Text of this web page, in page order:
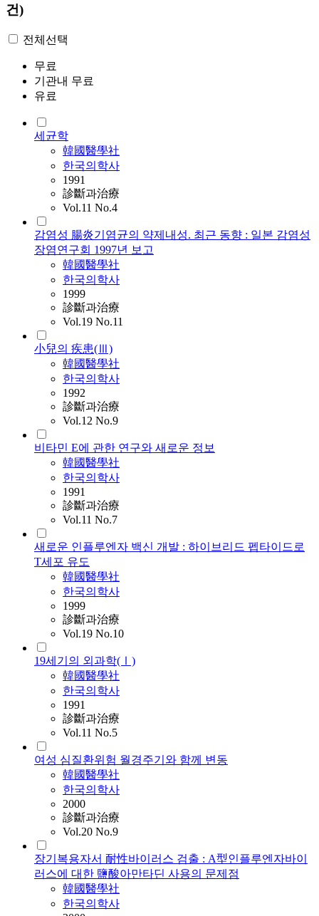
건)
전체선택
무료
기관내 무료
유료
세균학
韓國醫學社
한국의학사
1991
診斷과治療
Vol.11 No.4
감염성 腸炎기염균의 약제내성. 최근 동향 : 일본 감염성
장염연구회 1997년 보고
韓國醫學社
한국의학사
1999
診斷과治療
Vol.19 No.11
小兒의 疾患(Ⅲ)
韓國醫學社
한국의학사
1992
診斷과治療
Vol.12 No.9
비타민 E에 관한 연구와 새로운 정보
韓國醫學社
한국의학사
1991
診斷과治療
Vol.11 No.7
새로운 인플루엔자 백신 개발 : 하이브리드 펩타이드로
T세포 유도
韓國醫學社
한국의학사
1999
診斷과治療
Vol.19 No.10
19세기의 외과학(Ⅰ)
韓國醫學社
한국의학사
1991
診斷과治療
Vol.11 No.5
여성 심질환위험 월경주기와 함께 변동
韓國醫學社
한국의학사
2000
診斷과治療
Vol.20 No.9
장기복용자서 耐性바이러스 검출 : A型인플루엔자바이
러스에 대한 鹽酸아만타딘 사용의 문제점
韓國醫學社
한국의학사